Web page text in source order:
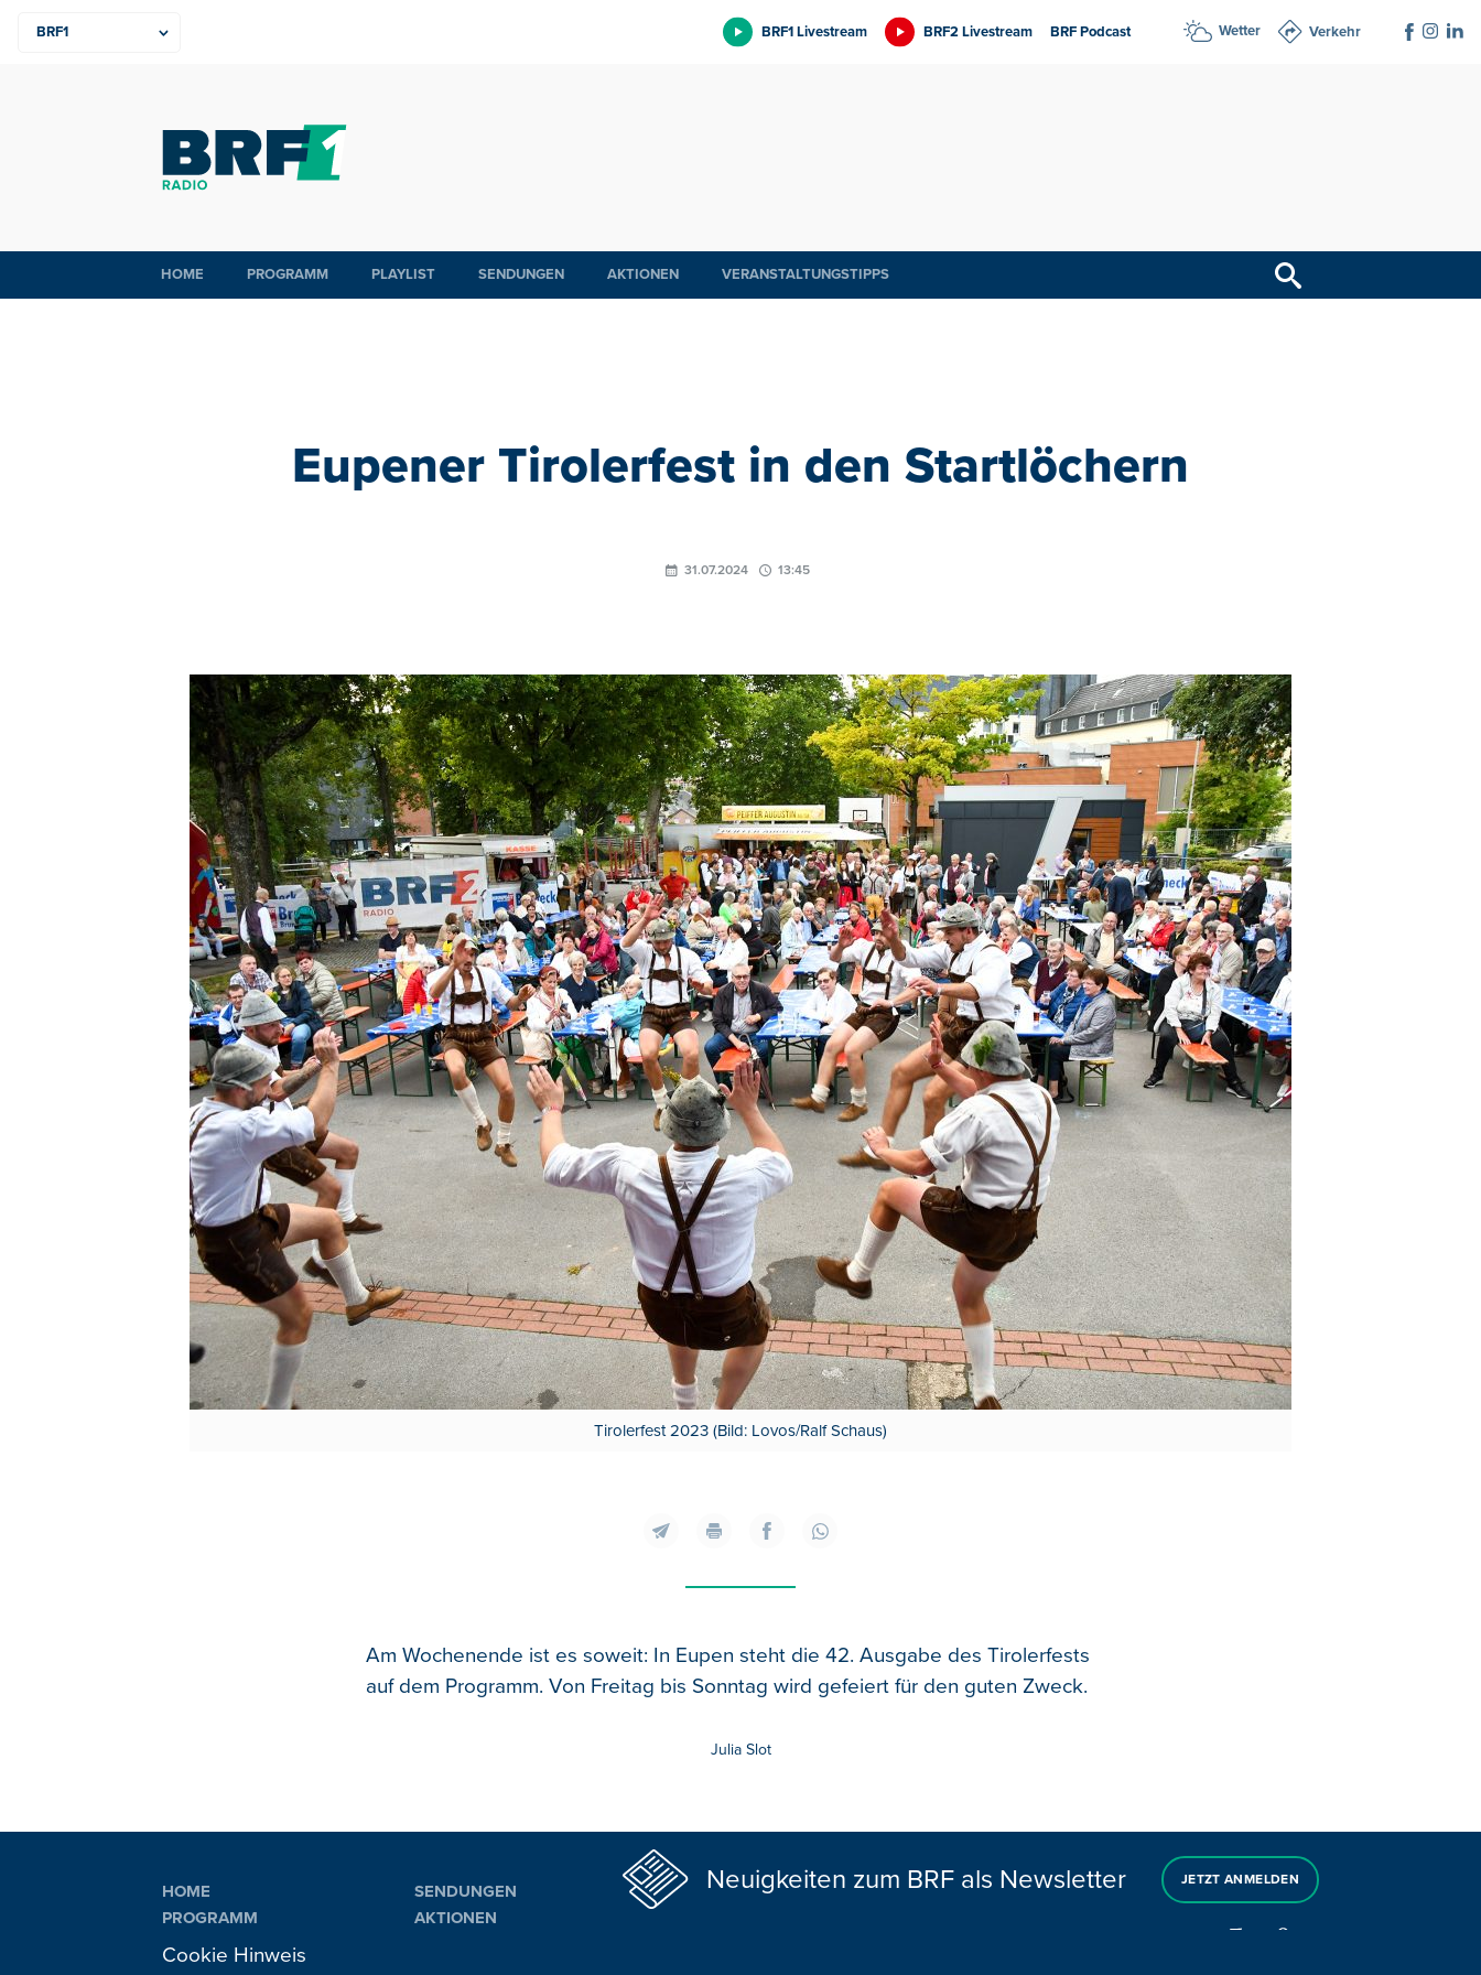
BRF1 Livestream BRF2 Livestream BRF Podcast Wetter Verkehr
HOME PROGRAMM PLAYLIST SENDUNGEN AKTIONEN VERANSTALTUNGSTIPPS
Eupener Tirolerfest in den Startlöchern
31.07.2024 13:45
Tirolerfest 2023 (Bild: Lovos/Ralf Schaus)
Am Wochenende ist es soweit: In Eupen steht die 42. Ausgabe des Tirolerfests
auf dem Programm. Von Freitag bis Sonntag wird gefeiert für den guten Zweck.
Julia Slot
HOME
PROGRAMM
PLAYLIST
SENDUNGEN
AKTIONEN
Neuigkeiten zum BRF als Newsletter JETZT ANMELDEN
Cookie Hinweis